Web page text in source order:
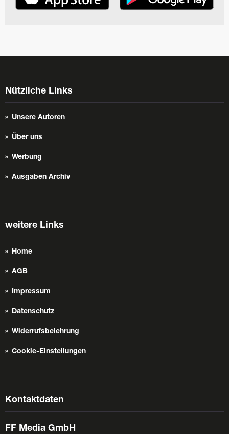
Nützliche Links
Unsere Autoren
Über uns
Werbung
Ausgaben Archiv
weitere Links
Home
AGB
Impressum
Datenschutz
Widerrufsbelehrung
Cookie-Einstellungen
Kontaktdaten
FF Media GmbH